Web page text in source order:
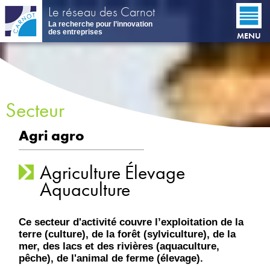
Aller
contenu
principal
Le réseau des Carnot
La recherche pour l’innovation
des entreprises
MENU
Secteur
Agri agro
Agriculture Élevage
Aquaculture
Ce secteur d'activité couvre l’exploitation de la
terre (culture), de la forêt (sylviculture), de la
mer, des lacs et des rivières (aquaculture,
pêche), de l'animal de ferme (élevage).